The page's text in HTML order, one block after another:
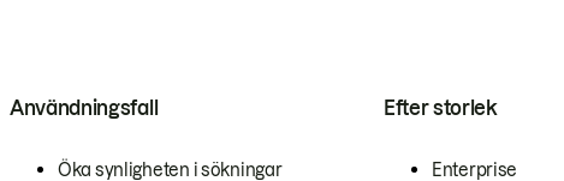
Användningsfall
Öka synligheten i sökningar
Efter storlek
Enterprise